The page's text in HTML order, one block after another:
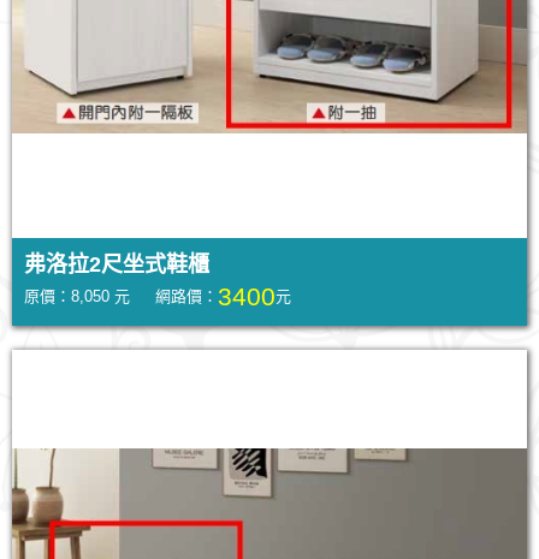
弗洛拉2尺坐式鞋櫃
原價：8,050 元 網路價： 3400元